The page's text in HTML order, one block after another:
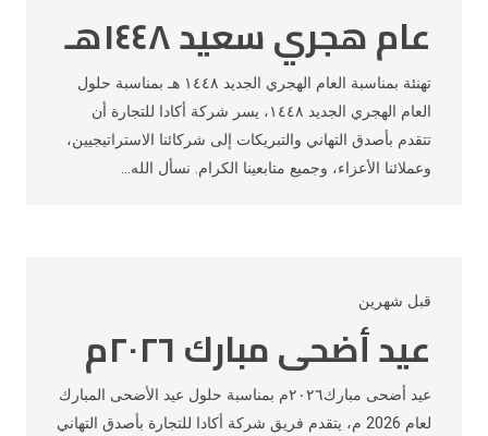
عام هجري سعيد ١٤٤٨هـ
تهنئة بمناسبة العام الهجري الجديد ١٤٤٨ هـ بمناسبة حلول
العام الهجري الجديد ١٤٤٨، يسر شركة أكادا للتجارة أن
تتقدم بأصدق التهاني والتبريكات إلى شركائنا الاستراتيجيين،
وعملائنا الأعزاء، وجميع متابعينا الكرام. نسأل الله…
قبل شهرين
عيد أضحى مبارك ٢٠٢٦م
عيد أضحى مبارك٢٠٢٦م بمناسبة حلول عيد الأضحى المبارك
لعام 2026 م، يتقدم فريق شركة أكادا للتجارة بأصدق التهاني